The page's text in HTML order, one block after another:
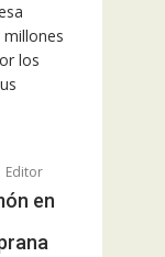
los
Editor
en